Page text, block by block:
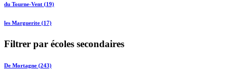
du Tourne-Vent (19)
les Marguerite (17)
Filtrer par écoles secondaires
De Mortagne (243)